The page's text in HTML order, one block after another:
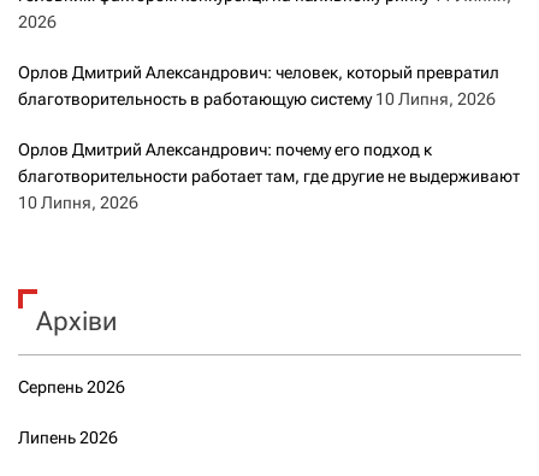
2026
Орлов Дмитрий Александрович: человек, который превратил
благотворительность в работающую систему 10 Липня, 2026
Орлов Дмитрий Александрович: почему его подход к
благотворительности работает там, где другие не выдерживают
10 Липня, 2026
Архіви
Серпень 2026
Липень 2026